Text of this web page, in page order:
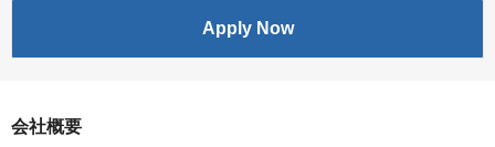
Apply Now
会社概要